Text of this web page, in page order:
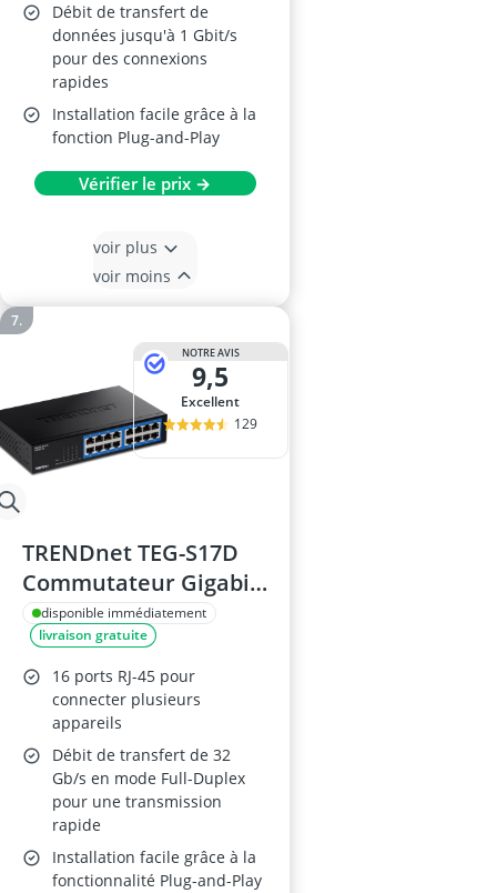
Débit de transfert de
données jusqu'à 1 Gbit/s
pour des connexions
rapides
Installation facile grâce à la
fonction Plug-and-Play
Vérifier le prix →
voir plus
voir moins
NOTRE AVIS
9,5
Excellent
129
TRENDnet TEG-S17D
Commutateur Gigabit
16 Ports
disponible immédiatement
livraison gratuite
16 ports RJ-45 pour
connecter plusieurs
appareils
Débit de transfert de 32
Gb/s en mode Full-Duplex
pour une transmission
rapide
Installation facile grâce à la
fonctionnalité Plug-and-Play